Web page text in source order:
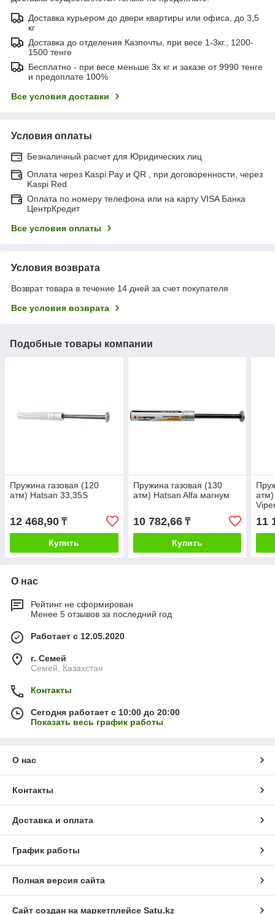
Доставка курьером до двери квартиры или офиса, до 3,5
кг
Доставка до отделения Казпочты, при весе 1-3кг., 1200-
1500 тенге
Бесплатно - при весе меньше 3х кг и заказе от 9990 тенге
и предоплате 100%
Все условия доставки
Условия оплаты
Безналичный расчет для Юридических лиц
Оплата через Kaspi Pay и QR , при договоренности, через
Kaspi Red
Оплата по номеру телефона или на карту VISA Банка
ЦентрКредит
Все условия оплаты
Условия возврата
Возврат товара в течение 14 дней за счет покупателя
Все условия возврата
Подобные товары компании
Пружина газовая (120
атм) Hatsan 33,35S
12 468,90 ₸
Купить
Пружина газовая (130
атм) Hatsan Alfa магнум
10 782,66₸
Купить
11
О нас
Рейтинг не сформирован
Менее 5 отзывов за последний год
Работает с 12.05.2020
г. Семей
Семей, Казахстан
Контакты
Сегодня работает с 10:00 до 20:00
Показать весь график работы
О нас
Контакты
Доставка и оплата
График работы
Полная версия сайта
Сайт создан на маркетплейсе Satu.kz